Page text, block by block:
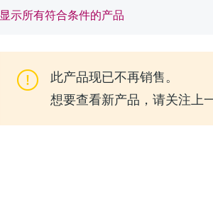
显示所有符合条件的产品
此产品现已不再销售。
想要查看新产品，请关注上